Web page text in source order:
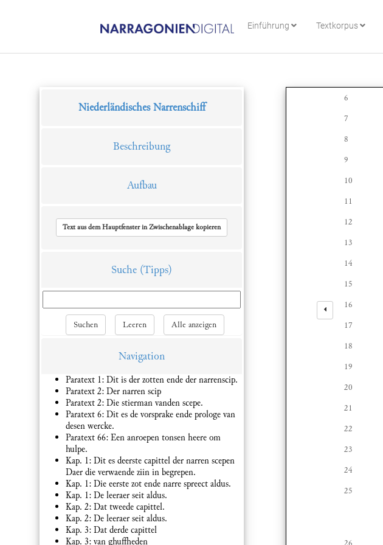
Einführung Textkorpus
Niederländisches Narrenschiff
Beschreibung
Aufbau
Text aus dem Hauptfenster in Zwischenablage kopieren
Suche (Tipps)
Suchen Leeren Alle anzeigen
Navigation
Paratext 1: Dit is der zotten ende der narrenscip.
Paratext 2: Der narren scip
Paratext 2: Die stierman vanden scepe.
Paratext 6: Dit es de vorsprake ende prologe van
desen wercke.
Paratext 66: Een anroepen tonsen heere om
hulpe.
Kap. 1: Dit es deerste capittel der narren scepen
Daer die verwaende ziin in begrepen.
Kap. 1: Die eerste zot ende narre spreect aldus.
Kap. 1: De leeraer seit aldus.
Kap. 2: Dat tweede capittel.
Kap. 2: De leeraer seit aldus.
Kap. 3: Dat derde capittel
Kap. 3: van ghuffheden
6
7
8
9
10
11
12
13
14
15
16
17
18
19
20
21
22
23
24
25